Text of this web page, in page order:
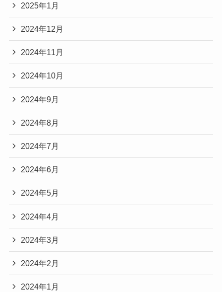
2025年1月
2024年12月
2024年11月
2024年10月
2024年9月
2024年8月
2024年7月
2024年6月
2024年5月
2024年4月
2024年3月
2024年2月
2024年1月